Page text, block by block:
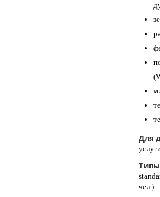
Для
чел.).